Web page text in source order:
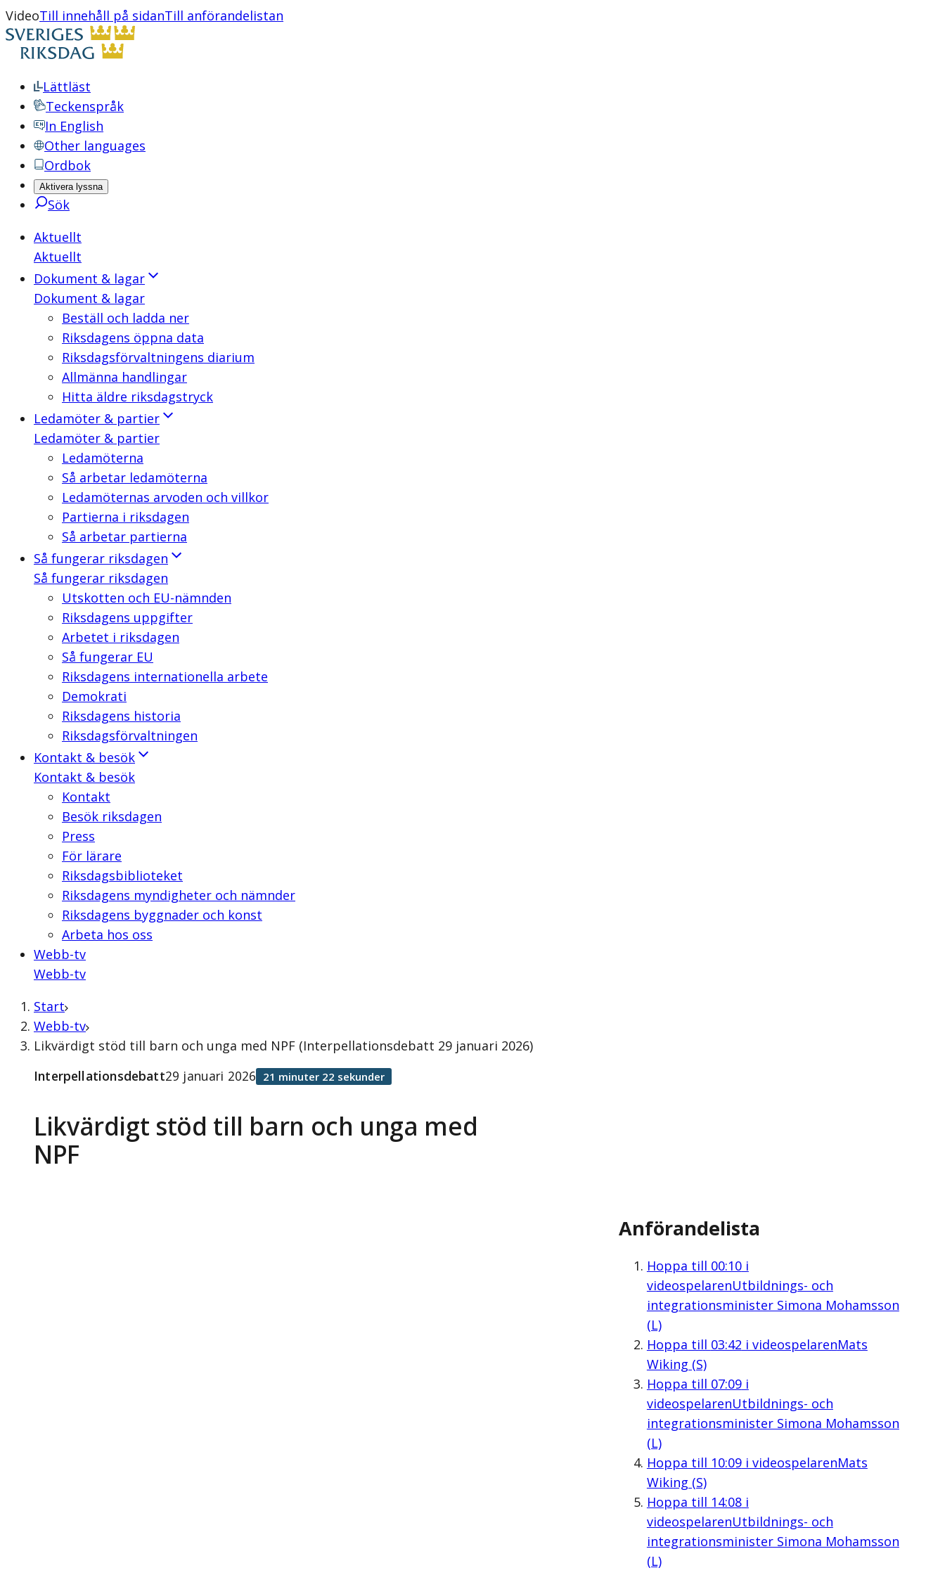
VideoTill innehåll på sidanTill anförandelistan
Lättläst
Teckenspråk
In English
Other languages
Ordbok
Aktivera lyssna
Sök
Aktuellt
Aktuellt
Dokument & lagar
Dokument & lagar
Beställ och ladda ner
Riksdagens öppna data
Riksdagsförvaltningens diarium
Allmänna handlingar
Hitta äldre riksdagstryck
Ledamöter & partier
Ledamöter & partier
Ledamöterna
Så arbetar ledamöterna
Ledamöternas arvoden och villkor
Partierna i riksdagen
Så arbetar partierna
Så fungerar riksdagen
Så fungerar riksdagen
Utskotten och EU-nämnden
Riksdagens uppgifter
Arbetet i riksdagen
Så fungerar EU
Riksdagens internationella arbete
Demokrati
Riksdagens historia
Riksdagsförvaltningen
Kontakt & besök
Kontakt & besök
Kontakt
Besök riksdagen
Press
För lärare
Riksdagsbiblioteket
Riksdagens myndigheter och nämnder
Riksdagens byggnader och konst
Arbeta hos oss
Webb-tv
Webb-tv
Start
Webb-tv
Likvärdigt stöd till barn och unga med NPF (Interpellationsdebatt 29 januari 2026)
Likvärdigt stöd till barn och unga med
NPF
Interpellationsdebatt29 januari 2026 21 minuter 22 sekunder
Anförandelista
Hoppa till 00:10i
videospelarenUtbildnings- och
integrationsminister Simona Mohamsson
(L)
Hoppa till 03:42 i videospelarenMats
Wiking (S)
Hoppa till 07:09i
videospelarenUtbildnings- och
integrationsminister Simona Mohamsson
(L)
Hoppa till 10:09i videospelarenMats
Wiking (S)
Hoppa till 14:08i
videospelarenUtbildnings- och
integrationsminister Simona Mohamsson
(L)